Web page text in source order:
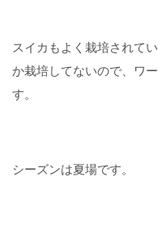
スイカもよく栽培されて
か栽培してないので、ワ
す。
シーズンは夏場です。